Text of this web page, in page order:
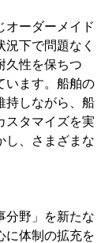
オーダーメイド
下で問題なく
久性を保ちつ
います。船舶の
持しながら、船
スタマイズを実
し、さまざまな
分野」を新たな
に体制の拡充を